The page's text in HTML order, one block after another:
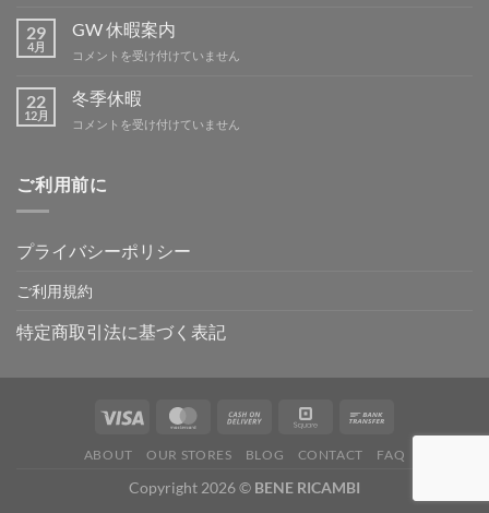
ー
ィ
グ
吉
29
4月
GW 休暇案内
GW
暇
案
内
コメントを受け付けていません
22
12月
冬季休暇
冬
暇
は
コメントを受け付けていません
ご利用前に
プライバシーポリシー
ご利用規約
特定商取引法に基づく表記
ABOUT OUR STORES BLOG CONTACT FAQ
Copyright 2026 © BENE RICAMBI